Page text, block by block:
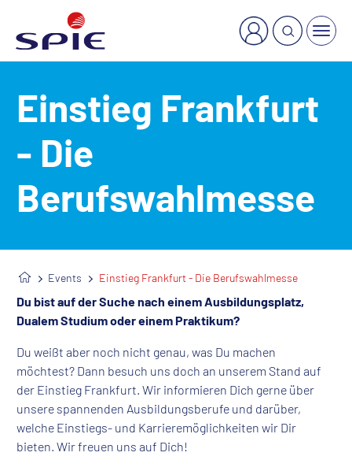
Einstieg Frankfurt
- Die
Berufswahlmesse
Events Einstieg Frankfurt - Die Berufswahlmesse
Du bist auf der Suche nach einem Ausbildungsplatz,
Dualem Studium oder einem Praktikum?
Du weißt aber noch nicht genau, was Du machen
möchtest? Dann besuch uns doch an unserem Stand auf
der Einstieg Frankfurt. Wir informieren Dich gerne über
unsere spannenden Ausbildungsberufe und darüber,
welche Einstiegs- und Karrieremöglichkeiten wir Dir
bieten. Wir freuen uns auf Dich!